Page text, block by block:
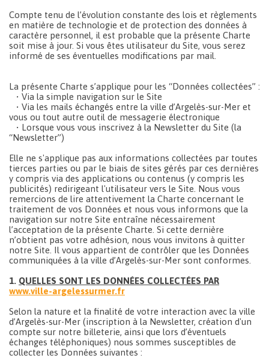
Compte tenu de l’évolution constante des lois et règlements
en matière de technologie et de protection des données à
caractère personnel, il est probable que la présente Charte
soit mise à jour. Si vous êtes utilisateur du Site, vous serez
informé de ses éventuelles modifications par mail.
La présente Charte s’applique pour les “Données collectées” :
• Via la simple navigation sur le Site
• Via les mails échangés entre la ville d’Argelès-sur-Mer et
vous ou tout autre outil de messagerie électronique
• Lorsque vous vous inscrivez à la Newsletter du Site (la
“Newsletter”)
Elle ne s'applique pas aux informations collectées par toutes
tierces parties ou par le biais de sites gérés par ces dernières
y compris via des applications ou contenus (y compris les
publicités) redirigeant l'utilisateur vers le Site. Nous vous
remercions de lire attentivement la Charte concernant le
traitement de vos Données et nous vous informons que la
navigation sur notre Site entraîne nécessairement
l’acceptation de la présente Charte. Si cette dernière
n’obtient pas votre adhésion, nous vous invitons à quitter
notre Site. Il vous appartient de contrôler que les Données
communiquées à la ville d’Argelès-sur-Mer sont conformes.
1. QUELLES SONT LES DONNÉES COLLECTÉES PAR
www.ville-argelessurmer.fr
Selon la nature et la finalité de votre interaction avec la ville
d’Argelès-sur-Mer (inscription à la Newsletter, création d'un
compte sur notre billeterie, ainsi que lors d’éventuels
échanges téléphoniques) nous sommes susceptibles de
collecter les Données suivantes :